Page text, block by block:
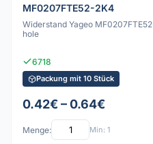
MF0207FTE52-2K4
Widerstand Yageo
hole
6718
Packung mit 10 Stück
0.42€ – 0.64€
Menge: Min: 1